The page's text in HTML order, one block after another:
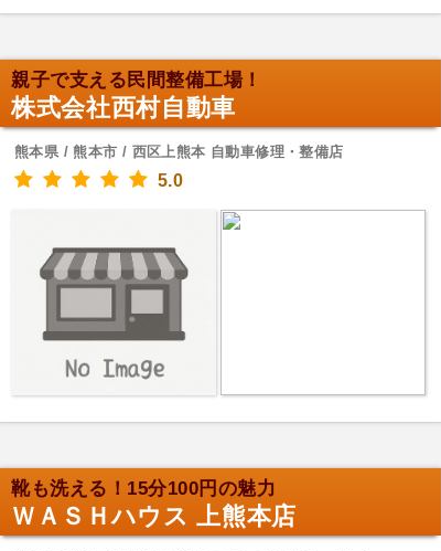
親子で支える民間整備工場！
株式会社西村自動車
熊本県 / 熊本市 / 西区上熊本 自動車修理・整備店
5.0
靴も洗える！15分100円の魅力
ＷＡＳＨハウス 上熊本店